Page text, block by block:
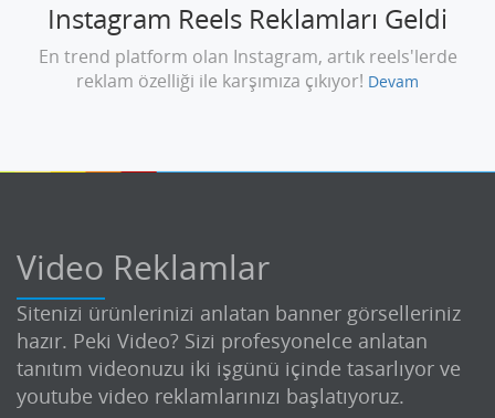
Instagram Reels Reklamları Geldi
En trend platform olan Instagram, artık reels'lerde
reklam özelliği ile karşımıza çıkıyor! Devam
Video Reklamlar
Sitenizi ürünlerinizi anlatan banner görselleriniz
hazır. Peki Video? Sizi profesyonelce anlatan
tanıtım videonuzu iki işgünü içinde tasarlıyor ve
youtube video reklamlarınızı başlatıyoruz.